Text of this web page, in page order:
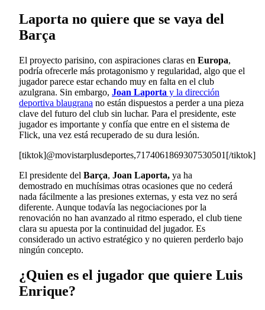
Laporta no quiere que se vaya del
Barça
El proyecto parisino, con aspiraciones claras en Europa,
podría ofrecerle más protagonismo y regularidad, algo que el
jugador parece estar echando muy en falta en el club
azulgrana. Sin embargo, Joan Laporta y la dirección
deportiva blaugrana no están dispuestos a perder a una pieza
clave del futuro del club sin luchar. Para el presidente, este
jugador es importante y confía que entre en el sistema de
Flick, una vez está recuperado de su dura lesión.
[tiktok]@movistarplusdeportes,7174061869307530501[/tiktok]
El presidente del Barça, Joan Laporta, ya ha
demostrado en muchísimas otras ocasiones que no cederá
nada fácilmente a las presiones externas, y esta vez no será
diferente. Aunque todavía las negociaciones por la
renovación no han avanzado al ritmo esperado, el club tiene
clara su apuesta por la continuidad del jugador. Es
considerado un activo estratégico y no quieren perderlo bajo
ningún concepto.
¿Quien es el jugador que quiere Luis
Enrique?